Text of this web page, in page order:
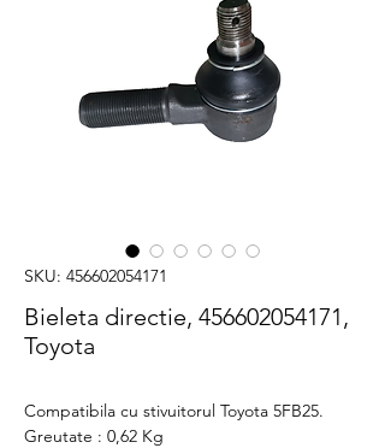
SKU: 456602054171
Bieleta directie, 456602054171,
Toyota
Compatibila cu stivuitorul Toyota 5FB25.
Greutate : 0,62 Kg